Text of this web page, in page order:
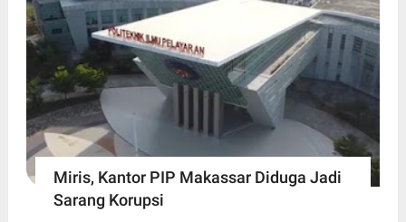
Miris, Kantor PIP Makassar Diduga Jadi
Sarang Korupsi